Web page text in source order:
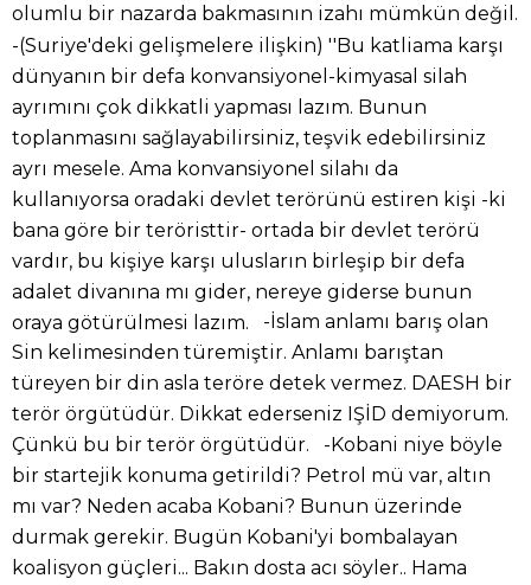
olumlu bir nazarda bakmasının izahı mümkün değil.
-(Suriye'deki gelişmelere ilişkin) ''Bu katliama karşı
dünyanın bir defa konvansiyonel-kimyasal silah
ayrımını çok dikkatli yapması lazım. Bunun
toplanmasını sağlayabilirsiniz, teşvik edebilirsiniz
ayrı mesele. Ama konvansiyonel silahı da
kullanıyorsa oradaki devlet terörünü estiren kişi -ki
bana göre bir teröristtir- ortada bir devlet terörü
vardır, bu kişiye karşı ulusların birleşip bir defa
adalet divanına mı gider, nereye giderse bunun
oraya götürülmesi lazım. -İslam anlamı barış olan
Sin kelimesinden türemiştir. Anlamı barıştan
türeyen bir din asla teröre detek vermez. DAESH bir
terör örgütüdür. Dikkat ederseniz IŞİD demiyorum.
Çünkü bu bir terör örgütüdür. -Kobani niye böyle
bir startejik konuma getirildi? Petrol mü var, altın
mı var? Neden acaba Kobani? Bunun üzerinde
durmak gerekir. Bugün Kobani'yi bombalayan
koalisyon güçleri... Bakın dosta acı söyler.. Hama